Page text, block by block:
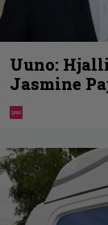
Uuno:
Jasmine